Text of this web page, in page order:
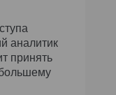
аналитик
принять